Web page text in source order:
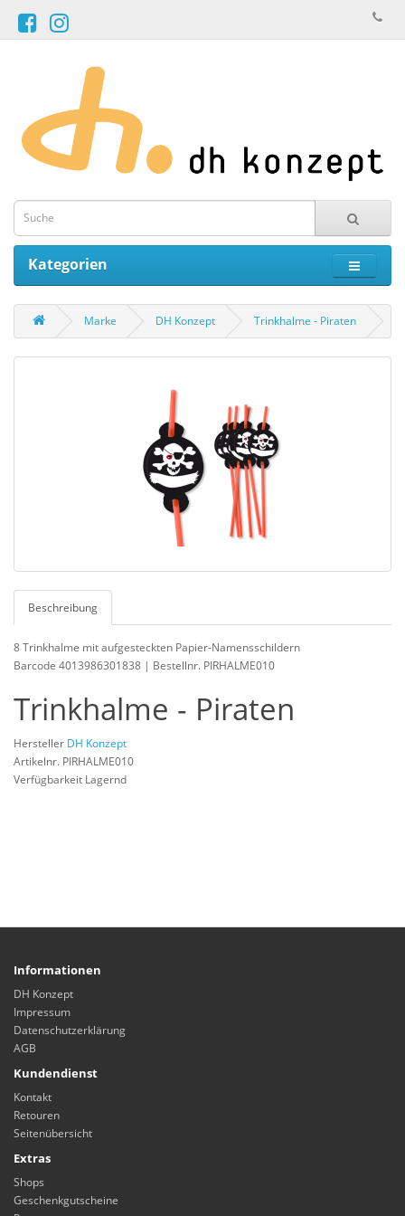
Kategorien
Marke DH Konzept Trinkhalme - Piraten
Beschreibung
8 Trinkhalme mit aufgesteckten Papier-Namensschildern
Barcode 4013986301838 | Bestellnr. PIRHALME010
Trinkhalme - Piraten
Hersteller DH Konzept
Artikelnr. PIRHALME010
Verfügbarkeit Lagernd
Informationen
DH Konzept
Impressum
Datenschutzerklärung
AGB
Kundendienst
Kontakt
Retouren
Seitenübersicht
Extras
Shops
Geschenkgutscheine